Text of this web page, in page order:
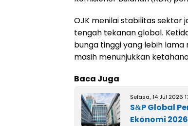
OJK menilai stabilitas sektor
tengah tekanan global.
bunga tinggi yang lebih
masih menunjukkan
Baca Juga
Selasa, 14 Jul 2026
S&P Global
Ekonomi